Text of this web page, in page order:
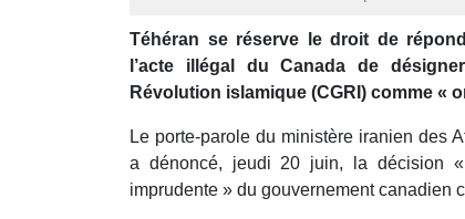
Téhéran se réserve le droit de
l’acte illégal du Canada de
Révolution islamique (CGRI) comme «
Le porte-parole du ministère iranien des
a dénoncé, jeudi 20 juin, la décision
imprudente » du gouvernement canadien